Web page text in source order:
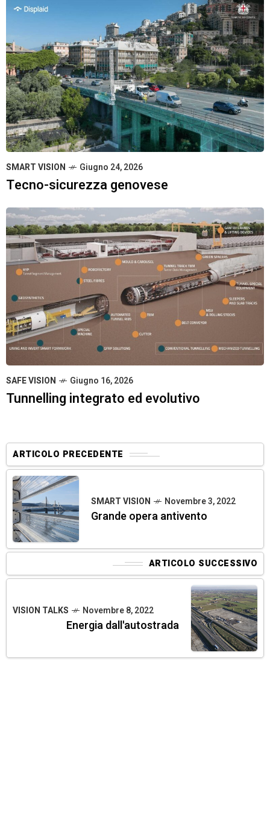
SMART VISION Giugno 24, 2026
Tecno-sicurezza genovese
SAFE VISION Giugno 16, 2026
Tunnelling integrato ed evolutivo
ARTICOLO PRECEDENTE
SMART VISION Novembre 3, 2022
Grande opera antivento
ARTICOLO SUCCESSIVO
VISION TALKS Novembre 8, 2022
Energia dall'autostrada